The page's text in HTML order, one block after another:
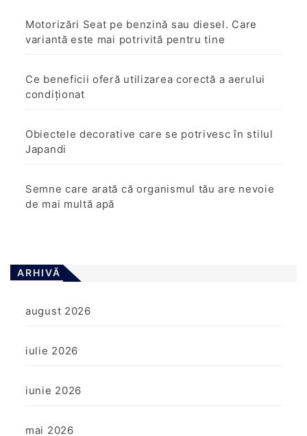
Motorizări Seat pe benzină sau diesel. Care
variantă este mai potrivită pentru tine
Ce beneficii oferă utilizarea corectă a aerului
condiționat
Obiectele decorative care se potrivesc în stilul
Japandi
Semne care arată că organismul tău are nevoie
de mai multă apă
ARHIVĂ
august 2026
iulie 2026
iunie 2026
mai 2026